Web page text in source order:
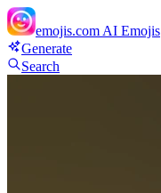
emojis.com AI Emojis
Generate
Search